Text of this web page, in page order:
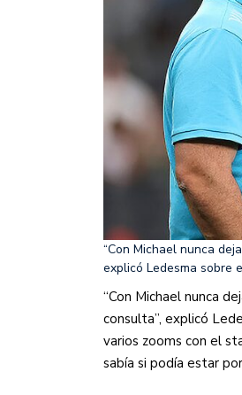
“Con Michael nunca
explicó Ledesma sobre
“Con Michael nunca
consulta”, explicó
varios zooms con el
sabía si podía estar